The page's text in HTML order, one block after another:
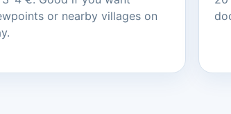
or nearby villages on